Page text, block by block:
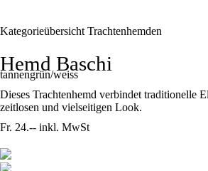
Kategorieübersicht Trachtenhemden
Hemd Baschi
tannengrün/weiss
Dieses Trachtenhemd verbindet traditionelle
zeitlosen und vielseitigen Look.
Fr. 24.-- inkl. MwSt